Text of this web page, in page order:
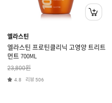
엘라스틴
엘라스틴 프로틴클리닉 고영양 트리트
먼트 700ML
23,800원
4.8 리뷰 506